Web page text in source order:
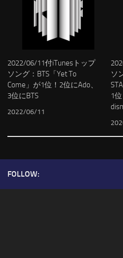
2022/06/11付iTunesトップ
ソング：BTS「Yet To
Come」が1位！2位にAdo、
3位にBTS
2022/06/11
ソ
1
FOLLOW: